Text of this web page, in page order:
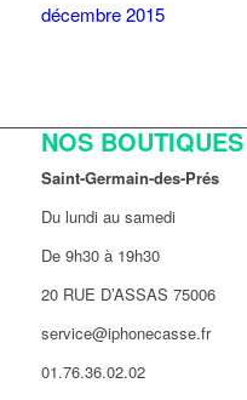
décembre 2015
NOS BOUTIQUES
Saint-Germain-des-Prés
Du lundi au samedi
De 9h30 à 19h30
20 RUE D’ASSAS 75006
service@iphonecasse.fr
01.76.36.02.02